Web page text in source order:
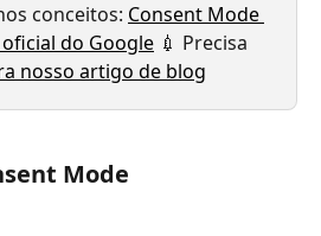
conceitos: Consent Mode
do Google 💉 Precisa
nosso artigo de blog
Mode